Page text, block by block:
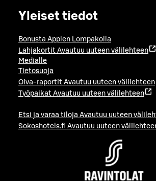
Yleiset tiedot
Bonusta Applen Lompakolla
Lahjakortit Avautuu uuteen välilehteen
Medialle
Tietosuoja
Oiva-raportit Avautuu uuteen välilehteen
Työpaikat Avautuu uuteen välilehteen
Etsi ja varaa tiloja Avautuu uuteen
Sokoshotels.fi Avautuu uuteen